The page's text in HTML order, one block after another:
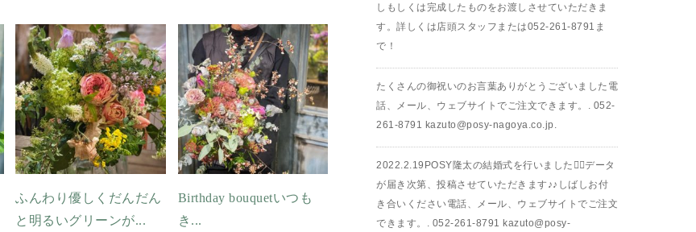
ふんわり優しくだんだん
と明るいグリーンが...
Birthday bouquetいつも
き...
しもしくは完成したものをお渡しさせていただきま
す。詳しくは店頭スタッフまたは︎052-261-8791ま
で！
たくさんの御祝いのお言葉ありがとうございました電
話、メール、ウェブサイトでご注文できます。.︎ 052-
261-8791︎ kazuto@posy-nagoya.co.jp.
2022.2.19POSY隆太の結婚式を行いました🤵‍♂️データ
が届き次第、投稿させていただきます♪♪しばしお付
き合いください電話、メール、ウェブサイトでご注文
できます。.︎ 052-261-8791︎ kazuto@posy-